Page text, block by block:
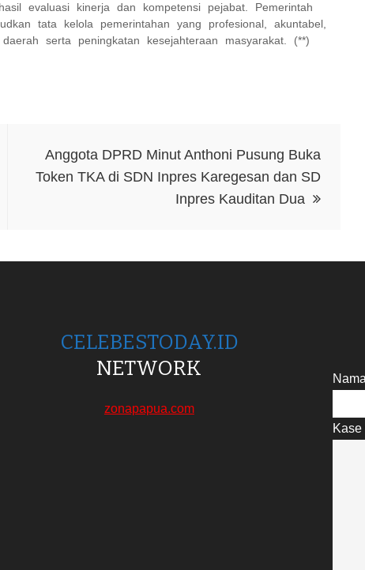
evaluasi kinerja dan kompetensi pejabat. Pemerintah
tata kelola pemerintahan yang profesional, akuntabel,
serta peningkatan kesejahteraan masyarakat. (**)
Anggota DPRD Minut Anthoni Pusung Buka
Token TKA di SDN Inpres Karegesan dan SD
Inpres Kauditan Dua
CELEBESTODAY.ID
NETWORK
zonapapua.com
Kase